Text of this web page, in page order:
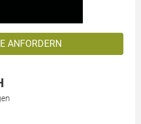
ANFORDERN